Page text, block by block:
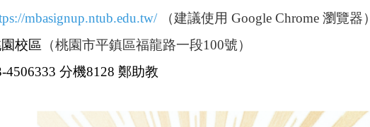
mbasignup.ntub.edu.tw/ （建議使用 Google Chrome 瀏覽器）
校區 （桃園市平鎮區福龍路一段100號）
4506333 分機8128 鄭助教